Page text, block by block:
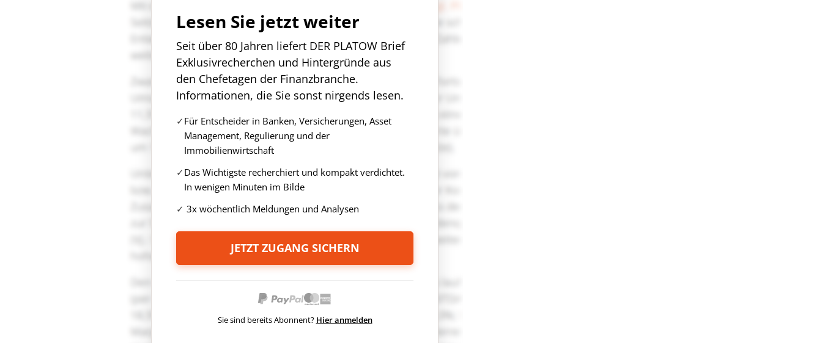
Lesen Sie jetzt weiter
Seit über 80 Jahren liefert DER PLATOW Brief
Exklusivrecherchen und Hintergründe aus
den Chefetagen der Finanzbranche.
Informationen, die Sie sonst nirgends lesen.
Für Entscheider in Banken, Versicherungen, Asset
Management, Regulierung und der
Immobilienwirtschaft
Das Wichtigste recherchiert und kompakt verdichtet.
In wenigen Minuten im Bilde
3x wöchentlich Meldungen und Analysen
JETZT ZUGANG SICHERN
Sie sind bereits Abonnent? Hier anmelden